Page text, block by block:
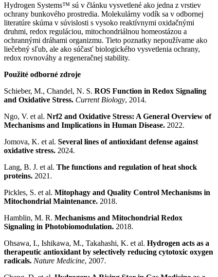
Hydrogen Systems™ sú v článku vysvetlené ako jedna z vrstiev
ochrany bunkového prostredia. Molekulárny vodík sa v odbornej
literatúre skúma v súvislosti s vysoko reaktívnymi oxidačnými
druhmi, redox reguláciou, mitochondriálnou homeostázou a
ochrannými dráhami organizmu. Tieto poznatky nepoužívame ako
liečebný sľub, ale ako súčasť biologického vysvetlenia ochrany,
redox rovnováhy a regeneračnej stability.
Použité odborné zdroje
Schieber, M., Chandel, N. S. ROS Function in Redox Signaling
and Oxidative Stress. Current Biology, 2014.
Ngo, V. et al. Nrf2 and Oxidative Stress: A General Overview of
Mechanisms and Implications in Human Disease. 2022.
Jomova, K. et al. Several lines of antioxidant defense against
oxidative stress. 2024.
Lang, B. J. et al. The functions and regulation of heat shock
proteins. 2021.
Pickles, S. et al. Mitophagy and Quality Control Mechanisms in
Mitochondrial Maintenance. 2018.
Hamblin, M. R. Mechanisms and Mitochondrial Redox
Signaling in Photobiomodulation. 2018.
Ohsawa, I., Ishikawa, M., Takahashi, K. et al. Hydrogen acts as a
therapeutic antioxidant by selectively reducing cytotoxic oxygen
radicals. Nature Medicine, 2007.